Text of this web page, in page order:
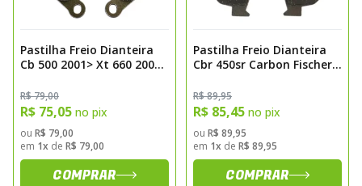
Pastilha Freio Dianteira
Cb 500 2001> Xt 660 2004>
2013> 1250gs 2022>
Carbon Fischer Fj1480c
R$ 79,00
R$ 75,05 no pix
ou R$ 79,00
em 1x de R$ 79,00
COMPRAR
Pastilha Freio Dianteira
Cbr 450sr Carbon Fischer
R$ 89,95
R$ 85,45 no pix
ou R$ 89,95
em 1x de R$ 89,95
COMPRAR